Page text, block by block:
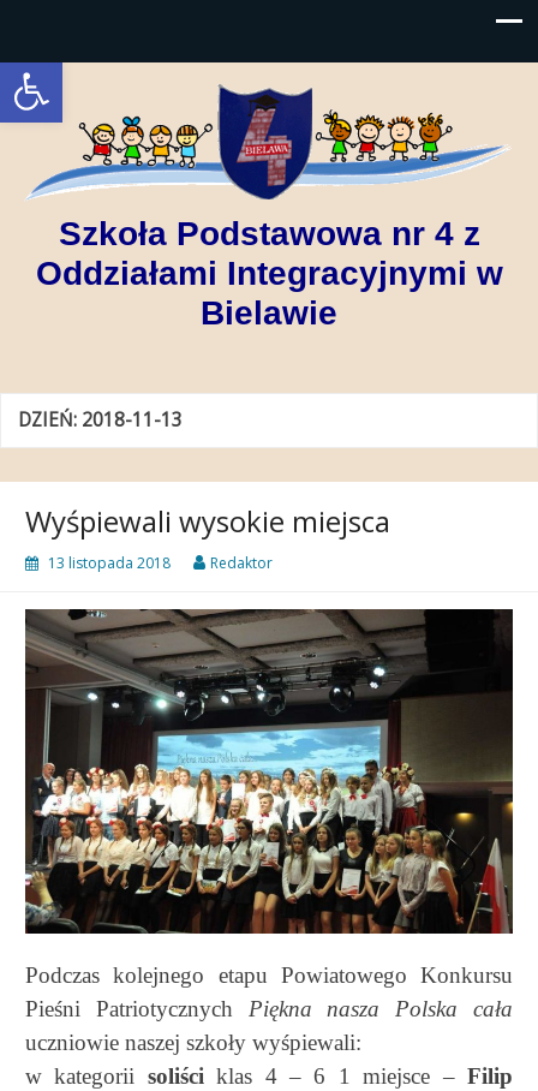
Open toolbar
Szkoła Podstawowa nr 4 z
Oddziałami Integracyjnymi w
Bielawie
DZIEŃ: 2018-11-13
Wyśpiewali wysokie miejsca
13 listopada 2018 Redaktor
Podczas kolejnego etapu Powiatowego Konkursu
Pieśni Patriotycznych Piękna nasza Polska cała
uczniowie naszej szkoły wyśpiewali:
w kategorii soliści klas 4 – 6 1 miejsce –Filip